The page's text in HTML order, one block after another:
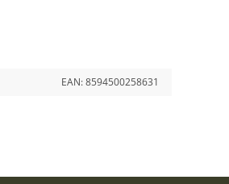
EAN:8594500258631